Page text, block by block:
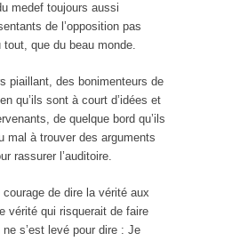
medef toujours aussi
de l’opposition pas
que du beau monde.
piaillant, des bonimenteurs de
qu’ils sont à court d’idées et
de quelque bord qu’ils
mal à trouver des arguments
rassurer l’auditoire.
courage de dire la vérité aux
vérité qui risquerait de faire
s’est levé pour dire : Je